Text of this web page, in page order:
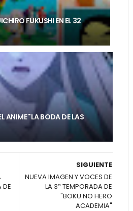
FUKUSHI EN EL 32
ANIME "LA BODA DE LAS
SIGUIENTE
NUEVA IMAGEN Y VOCES DE
LA 3ª TEMPORADA DE
"BOKU NO HERO
ACADEMIA"
DE